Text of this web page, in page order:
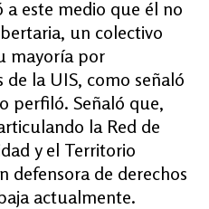
a este medio que él no
un colectivo
mayoría por
de la UIS, como señaló
perfiló. Señaló que,
la Red de
y el Territorio
defensora de derechos
actualmente.